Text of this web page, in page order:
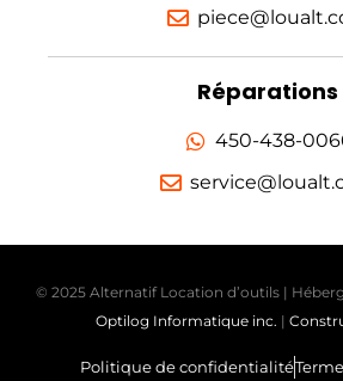
Réparations
450-438-
© 2025 Alternatif Location d’outils |
Optilog Informatique inc. |
Politique de confidentialité